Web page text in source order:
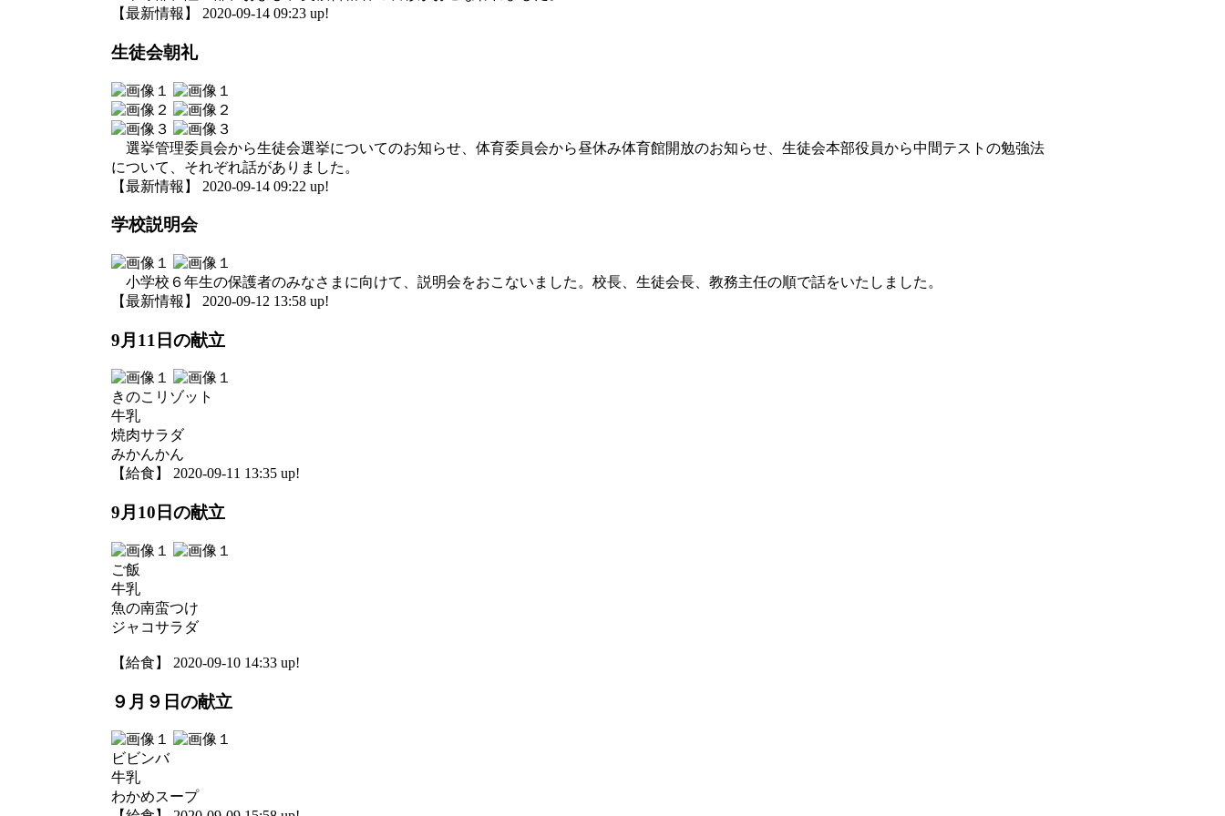
【最新情報】 2020-09-14 09:23 up!
生徒会朝礼
選挙管理委員会から生徒会選挙についてのお知らせ、体育委員会から昼休み体育館開放のお知らせ、生徒会本部役員から中間テストの勉強法
について、それぞれ話がありました。
【最新情報】 2020-09-14 09:22 up!
学校説明会
小学校６年生の保護者のみなさまに向けて、説明会をおこないました。校長、生徒会長、教務主任の順で話をいたしました。
【最新情報】 2020-09-12 13:58 up!
9月11日の献立
きのこリゾット
牛乳
焼肉サラダ
みかんかん
【給食】 2020-09-11 13:35 up!
9月10日の献立
ご飯
牛乳
魚の南蛮つけ
ジャコサラダ
【給食】 2020-09-10 14:33 up!
９月９日の献立
ビビンバ
牛乳
わかめスープ